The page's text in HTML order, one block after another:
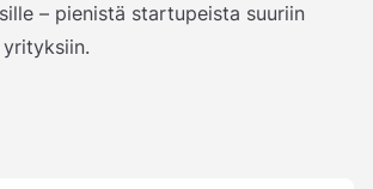
– pienistä startupeista suuriin